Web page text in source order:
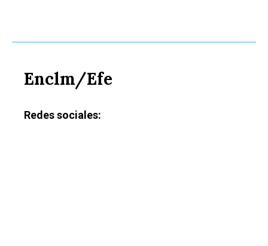
Enclm/Efe
Redes sociales: